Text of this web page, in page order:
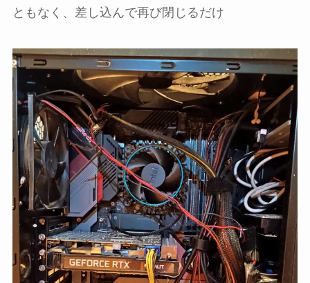
ともなく、差し込んで再び閉じるだけ